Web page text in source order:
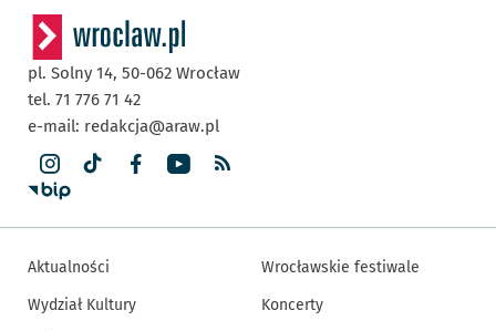
pl. Solny 14, 50-062 Wrocław
tel. 71 776 71 42
e-mail: redakcja@araw.pl
Aktualności
Wydział Kultury
Wrocławskie festiwale
Koncerty